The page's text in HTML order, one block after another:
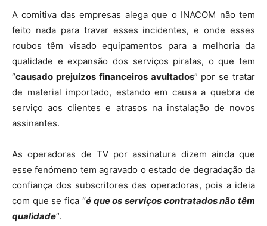
A comitiva das empresas alega que o INACOM não tem
feito nada para travar esses incidentes, e onde esses
roubos têm visado equipamentos para a melhoria da
qualidade e expansão dos serviços piratas, o que tem
“causado prejuízos financeiros avultados” por se tratar
de material importado, estando em causa a quebra de
serviço aos clientes e atrasos na instalação de novos
assinantes.
As operadoras de TV por assinatura dizem ainda que
esse fenómeno tem agravado o estado de degradação da
confiança dos subscritores das operadoras, pois a ideia
com que se fica “é que os serviços contratados não têm
qualidade“.